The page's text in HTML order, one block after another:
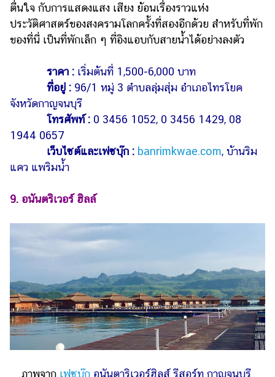
ตื่นใจ กับการแสดงแสง เสียง ย้อนเรื่องราวแห่ง
ประวัติศาสตร์ของสงครามโลกครั้งที่สองอีกด้วย สำหรับที่พัก
ของที่นี่ เป็นที่พักเล็ก ๆ ที่อิงแอบกับสายน้ำได้อย่างลงตัว
ราคา : เริ่มต้นที่ 1,500-6,000 บาท
ที่อยู่ : 96/1 หมู่ 3 ตำบลลุ่มสุ่ม อำเภอไทรโยค
จังหวัดกาญจนบุรี
โทรศัพท์ : 0 3456 1052, 0 3456 1429, 08
1944 0657
เว็บไซต์และเฟซบุ๊ก : banrimkwae.com, บ้านริม
แคว แพริมน้ำ
9. อนันตริเวอร์ ฮิลล์
ภาพจาก เฟซบุ๊ก อนันตาริเวอร์ฮิลส์ รีสอร์ท กาญจนบุรี